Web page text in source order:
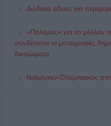
Δώδεκα άδειες για
«Πόλεμος» για το μέλλον
συνδέονται οι μεταγραφές
δικαιώματα
Ναϊμέγκεν-Ολυμπιακός